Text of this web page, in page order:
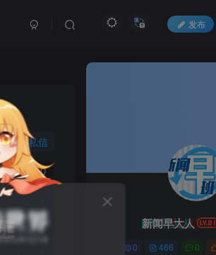
发布
私信
51 0
新闻早大人
0 466 0